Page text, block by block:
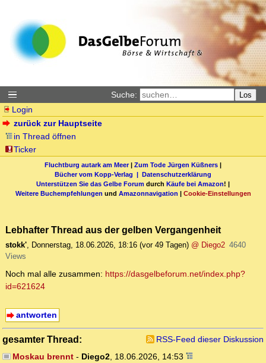
Suche: Los
Login
zurück zur Hauptseite
in Thread öffnen
Ticker
Fluchtburg autark am Meer| Zum Tode Jürgen Küßners |
Bücher vom Kopp-Verlag | Datenschutzerklärung
Unterstützen Sie das Gelbe Forum durch Käufe bei Amazon! |
Weitere Buchempfehlungen und Amazonnavigation | Cookie-Einstellungen
Lebhafter Thread aus der gelben Vergangenheit
stokk', Donnerstag, 18.06.2026, 18:16 (vor 49 Tagen) @ Diego2 4640
Views
Noch mal alle zusammen: https://dasgelbeforum.net/index.php?
id=621624
antworten
gesamter Thread:
RSS-Feed dieser Diskussion
Moskau brennt- Diego2, 18.06.2026, 14:53